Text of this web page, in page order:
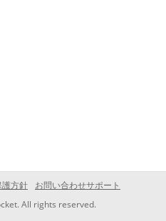
方針
お問い合わせサポート
All rights reserved.